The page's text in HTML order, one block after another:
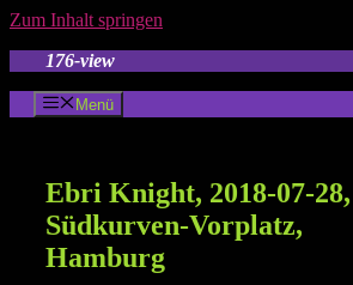
Zum Inhalt springen
176-view
Menü
Ebri Knight, 2018-07-28,
Südkurven-Vorplatz,
Hamburg